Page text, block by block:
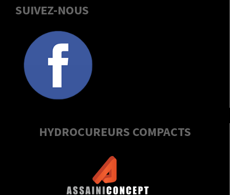
SUIVEZ-NOUS
HYDROCUREURS COMPACTS